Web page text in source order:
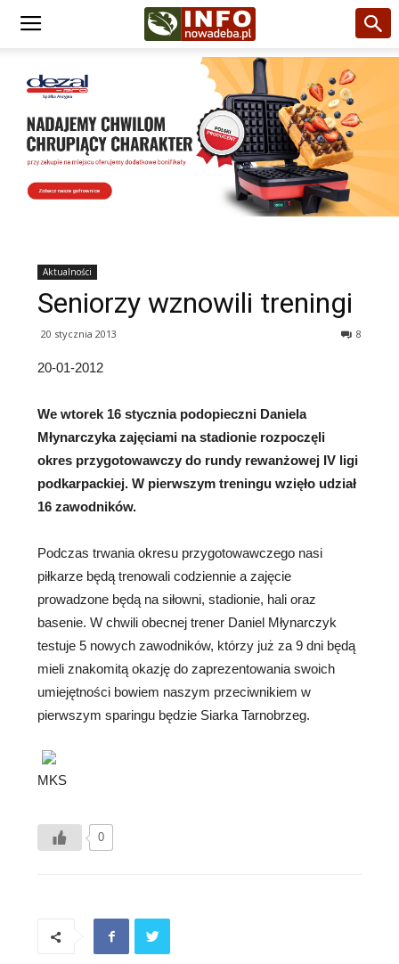
Aktualności
Seniorzy wznowili treningi
20 stycznia 2013 8
20-01-2012
We wtorek 16 stycznia podopieczni Daniela
Młynarczyka zajęciami na stadionie rozpoczęli
okres przygotowawczy do rundy rewanżowej IV ligi
podkarpackiej. W pierwszym treningu wzięło udział
16 zawodników.
Podczas trwania okresu przygotowawczego nasi
piłkarze będą trenowali codziennie a zajęcie
prowadzone będą na siłowni, stadionie, hali oraz
basenie. W chwili obecnej trener Daniel Młynarczyk
testuje 5 nowych zawodników, którzy już za 9 dni będą
mieli znakomitą okazję do zaprezentowania swoich
umiejętności bowiem naszym przeciwnikiem w
pierwszym sparingu będzie Siarka Tarnobrzeg.
MKS
0